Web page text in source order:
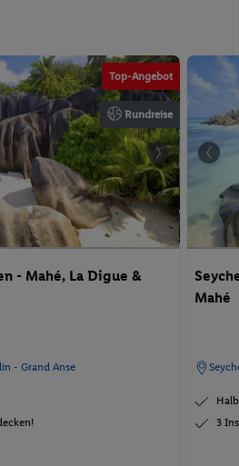
Top-Angebot
Rundreise
- Mahé, La Digue &
- Grand Anse
Mahé
3